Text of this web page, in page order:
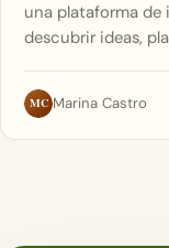
una plataforma de
descubrir ideas,
MC Marina Castro